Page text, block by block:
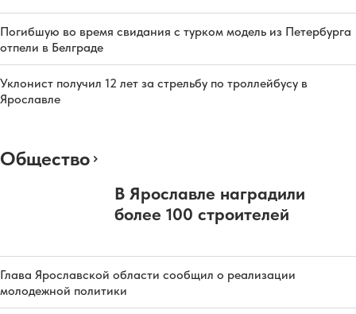
Погибшую во время свидания с турком модель из Петербурга
отпели в Белграде
Уклонист получил 12 лет за стрельбу по троллейбусу в
Ярославле
Общество
В Ярославле наградили
более 100 строителей
Глава Ярославской области сообщил о реализации
молодежной политики